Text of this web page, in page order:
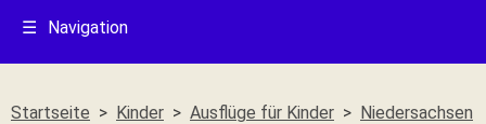
☰ Navigation
Startseite Kinder Ausflüge für Kinder Niedersachsen